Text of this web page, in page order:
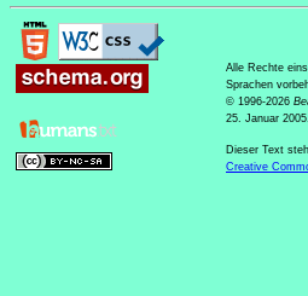
Alle Rechte
Sprachen
© 1996-2026
25. Januar 2005.
Dieser Text
Creative